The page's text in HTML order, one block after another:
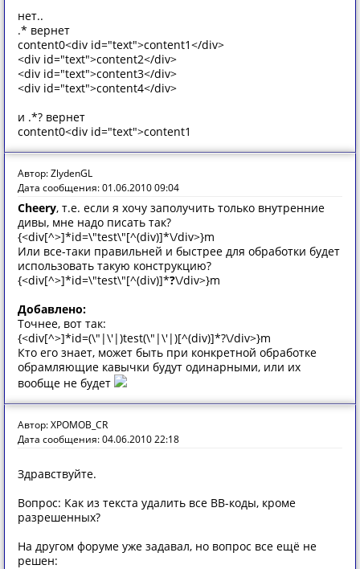
нет..
.* вернет
content0<div id="text">content1</div>
<div id="text">content2</div>
<div id="text">content3</div>
<div id="text">content4</div>
и .*? вернет
content0<div id="text">content1
Автор: ZlydenGL
Дата сообщения: 01.06.2010 09:04
Cheery, т.е. если я хочу заполучить только внутренние
дивы, мне надо писать так?
{<div[^>]*id=\"test\"[^(div)]*\/div>}m
Или все-таки правильней и быстрее для обработки будет
использовать такую конструкцию?
{<div[^>]*id=\"test\"[^(div)]*?\/div>}m
Добавлено:
Точнее, вот так:
{<div[^>]*id=(\"|\'|)test(\"|\'|)[^(div)]*?\/div>}m
Кто его знает, может быть при конкретной обработке
обрамляющие кавычки будут одинарными, или их
вообще не будет
Автор: XPOMOB_CR
Дата сообщения: 04.06.2010 22:18
Здравствуйте.
Вопрос: Как из текста удалить все BB-коды, кроме
разрешенных?
На другом форуме уже задавал, но вопрос все ещё не
решен: